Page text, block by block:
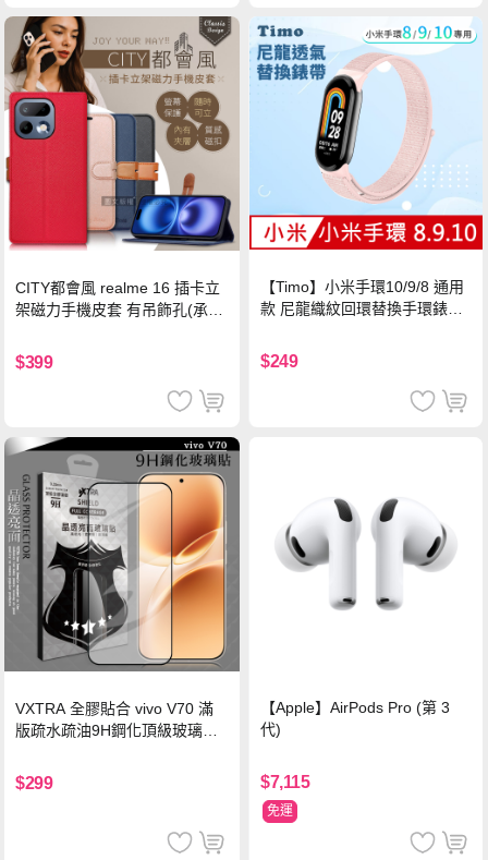
CITY都會風 realme 16 插卡立
架磁力手機皮套 有吊飾孔(承諾
$399
【Timo】小米手環10/9/8 通用
款 尼龍織紋回環替換手環錶帶-
$249
VXTRA 全膠貼合 vivo V70 滿
版疏水疏油9H鋼化頂級玻璃貼
$299
【Apple】AirPods Pro (第 3
代)
$7,115
免運